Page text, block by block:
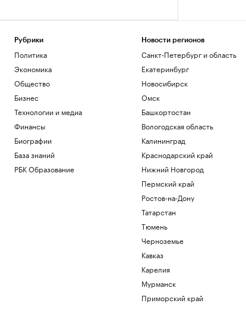
Рубрики
Политика
Экономика
Общество
Бизнес
Технологии и медиа
Финансы
Биографии
База знаний
РБК Образование
Новости регионов
Санкт-Петербург и область
Екатеринбург
Новосибирск
Омск
Башкортостан
Вологодская область
Калининград
Краснодарский край
Нижний Новгород
Пермский край
Ростов-на-Дону
Татарстан
Тюмень
Черноземье
Кавказ
Карелия
Мурманск
Приморский край